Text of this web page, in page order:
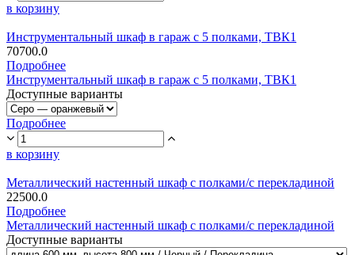
в корзину
Инструментальный шкаф в гараж с 5 полками, ТВК1
70700.0
Подробнее
Инструментальный шкаф в гараж с 5 полками, ТВК1
Доступные варианты
Подробнее
в корзину
Металлический настенный шкаф с полками/с перекладиной
22500.0
Подробнее
Металлический настенный шкаф с полками/с перекладиной
Доступные варианты